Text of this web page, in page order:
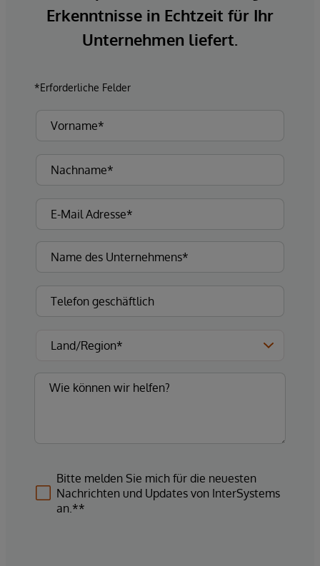
Erkenntnisse in Echtzeit für Ihr
Unternehmen liefert.
*Erforderliche Felder
Bitte melden Sie mich für die neuesten
Nachrichten und Updates von InterSystems
an.**